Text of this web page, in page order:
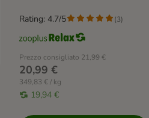
Prezzo consigliato 21,99 €
20,99 €
349,83 € / kg
19,94 €
Rating: 4.7/5 (3)